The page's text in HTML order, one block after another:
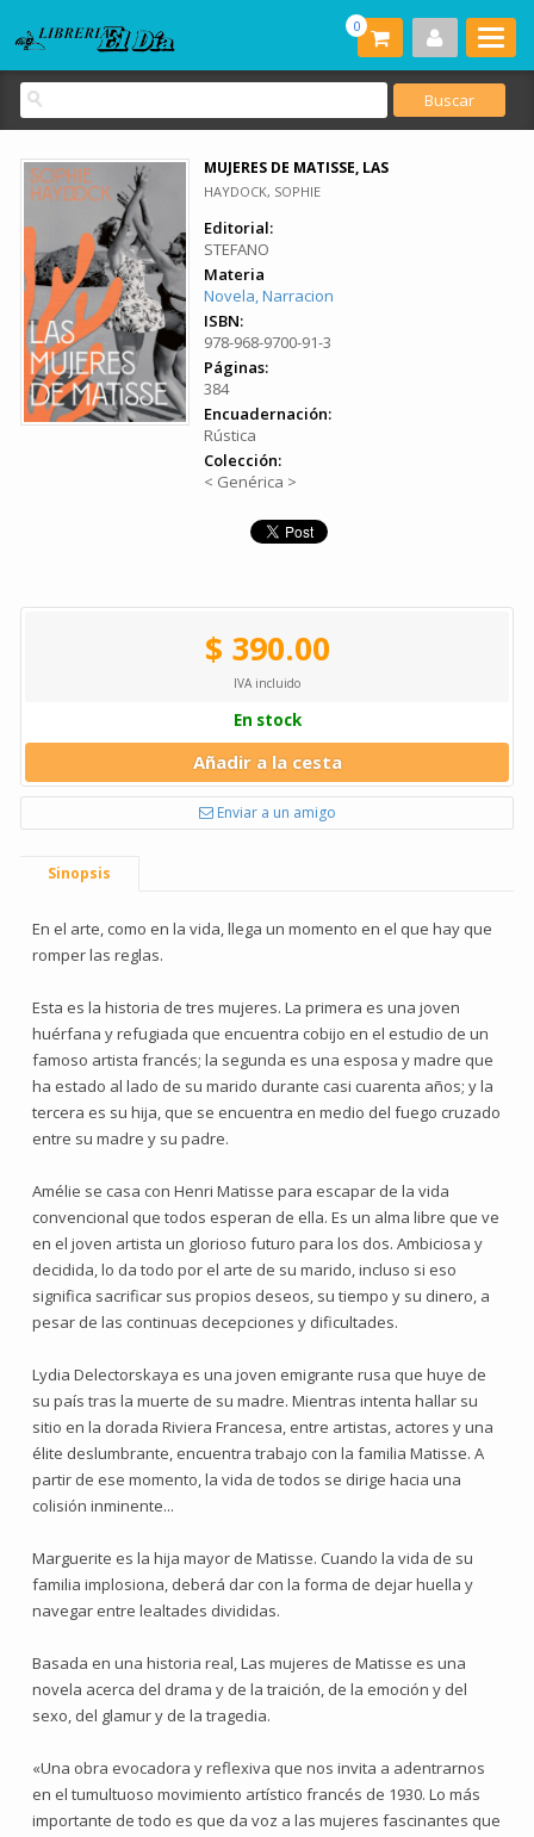
0
MUJERES DE MATISSE, LAS
HAYDOCK, SOPHIE
Editorial:
STEFANO
Materia
Novela, Narracion
ISBN:
978-968-9700-91-3
Páginas:
384
Encuadernación:
Rústica
Colección:
< Genérica >
$ 390.00
IVA incluido
En stock
Añadir a la cesta
Enviar a un amigo
Sinopsis
En el arte, como en la vida, llega un momento en el que hay que
romper las reglas.
Esta es la historia de tres mujeres. La primera es una joven
huérfana y refugiada que encuentra cobijo en el estudio de un
famoso artista francés; la segunda es una esposa y madre que
ha estado al lado de su marido durante casi cuarenta años; y la
tercera es su hija, que se encuentra en medio del fuego cruzado
entre su madre y su padre.
Amélie se casa con Henri Matisse para escapar de la vida
convencional que todos esperan de ella. Es un alma libre que ve
en el joven artista un glorioso futuro para los dos. Ambiciosa y
decidida, lo da todo por el arte de su marido, incluso si eso
significa sacrificar sus propios deseos, su tiempo y su dinero, a
pesar de las continuas decepciones y dificultades.
Lydia Delectorskaya es una joven emigrante rusa que huye de
su país tras la muerte de su madre. Mientras intenta hallar su
sitio en la dorada Riviera Francesa, entre artistas, actores y una
élite deslumbrante, encuentra trabajo con la familia Matisse. A
partir de ese momento, la vida de todos se dirige hacia una
colisión inminente...
Marguerite es la hija mayor de Matisse. Cuando la vida de su
familia implosiona, deberá dar con la forma de dejar huella y
navegar entre lealtades divididas.
Basada en una historia real, Las mujeres de Matisse es una
novela acerca del drama y de la traición, de la emoción y del
sexo, del glamur y de la tragedia.
«Una obra evocadora y reflexiva que nos invita a adentrarnos
en el tumultuoso movimiento artístico francés de 1930. Lo más
importante de todo es que da voz a las mujeres fascinantes que